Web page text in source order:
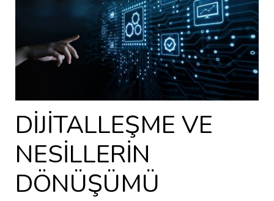
DİJİTALLEŞME VE
NESİLLERİN
DÖNÜŞÜMÜ